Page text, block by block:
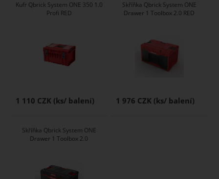
Kufr Qbrick System ONE 350 1.0
Profi RED
1 110 CZK
Skříňka Qbrick System ONE
Drawer 1 Toolbox 2.0 RED
1 976 CZK
Skříňka Qbrick System ONE
Drawer 1 Toolbox 2.0